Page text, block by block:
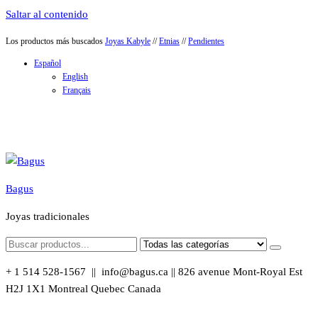
Saltar al contenido
Los productos más buscados Joyas Kabyle //Etnias //Pendientes
Español
English
Français
Bagus
Joyas tradicionales
+ 1 514 528-1567 || info@bagus.ca || 826 avenue Mont-Royal Est
H2J 1X1 Montreal Quebec Canada